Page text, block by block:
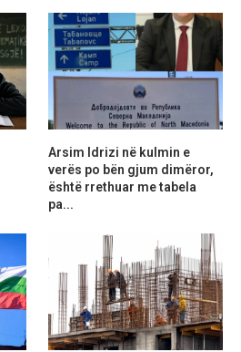
Arsim Idrizi në kulmin e
verës po bën gjum dimëror,
është rrethuar me tabela
pa...